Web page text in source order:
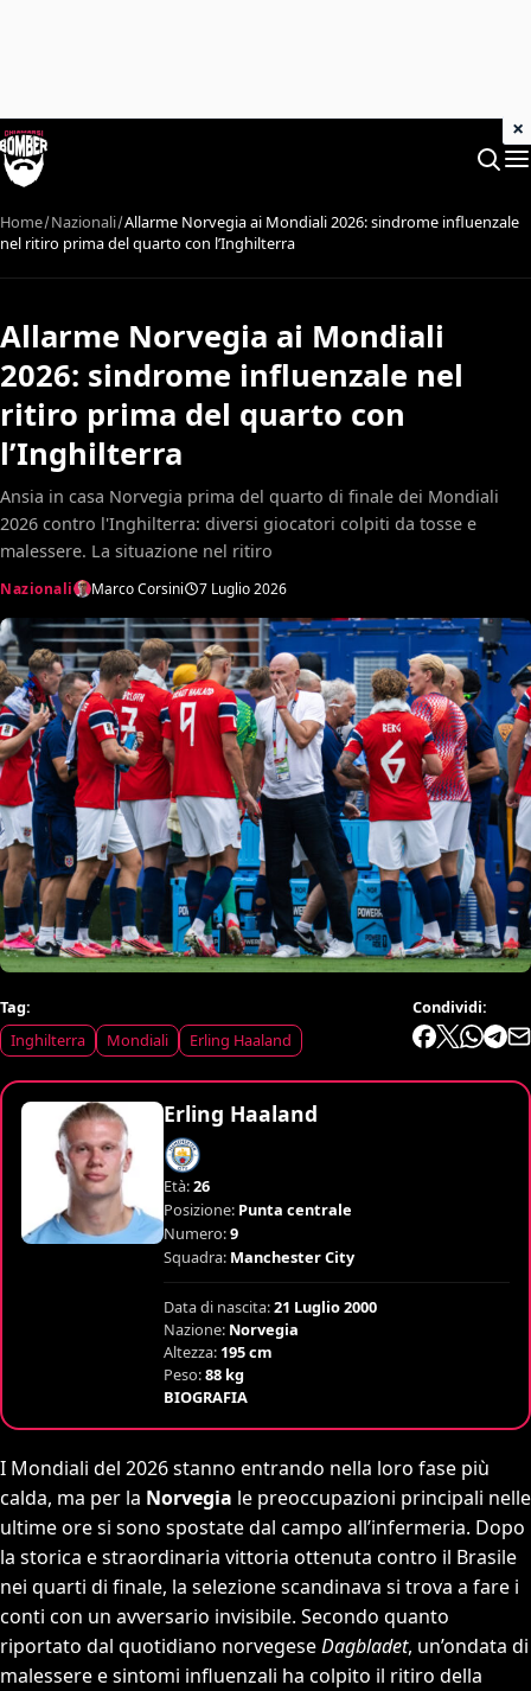
Home Nazionali Allarme Norvegia ai Mondiali 2026: sindrome influenzale
nel ritiro prima del quarto con l’Inghilterra
Allarme Norvegia ai Mondiali
2026: sindrome influenzale nel
ritiro prima del quarto con
l’Inghilterra
Ansia in casa Norvegia prima del quarto di finale dei Mondiali
2026 contro l'Inghilterra: diversi giocatori colpiti da tosse e
malessere. La situazione nel ritiro
Nazionali Marco Corsini 7 Luglio 2026
Tag:
Inghilterra
Mondiali Erling Haaland
Condividi:
Erling Haaland
Età:26
Posizione: Punta centrale
Numero:9
Squadra: Manchester City
Data di nascita:21 Luglio 2000
Nazione: Norvegia
Altezza: 195 cm
Peso:88 kg
BIOGRAFIA
I Mondiali del 2026 stanno entrando nella loro fase più
calda, ma per la Norvegia le preoccupazioni principali nelle
ultime ore si sono spostate dal campo all’infermeria. Dopo
la storica e straordinaria vittoria ottenuta contro il Brasile
nei quarti di finale, la selezione scandinava si trova a fare i
conti con un avversario invisibile. Secondo quanto
riportato dal quotidiano norvegeseDagbladet, un’ondata di
malessere e sintomi influenzali ha colpito il ritiro della
×